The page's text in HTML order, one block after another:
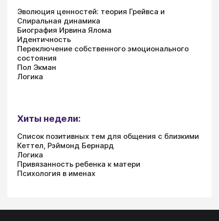
Эволюция ценностей: теория Грейвса и
Спиральная динамика
Биография Ирвина Ялома
Идентичность
Переключение собственного эмоционального
состояния
Пол Экман
Логика
Хиты недели:
Список позитивных тем для общения с близкими
Кеттел, Рэймонд Бернард
Логика
Привязанность ребенка к матери
Психология в именах